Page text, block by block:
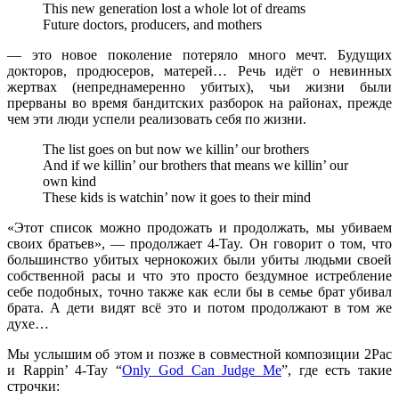
This new generation lost a whole lot of dreams
Future doctors, producers, and mothers
— это новое поколение потеряло много мечт. Будущих
докторов, продюсеров, матерей… Речь идёт о невинных
жертвах (непреднамеренно убитых), чьи жизни были
прерваны во время бандитских разборок на районах, прежде
чем эти люди успели реализовать себя по жизни.
The list goes on but now we killin’ our brothers
And if we killin’ our brothers that means we killin’ our
own kind
These kids is watchin’ now it goes to their mind
«Этот список можно продожать и продолжать, мы убиваем
своих братьев», — продолжает4-Tay. Он говорит о том, что
большинство убитых чернокожих были убиты людьми своей
собственной расы и что это просто бездумное истребление
себе подобных, точно также как если бы в семье брат убивал
брата. А дети видят всё это и потом продолжают в том же
духе…
Мы услышим об этом и позже в совместной композиции 2Pac
и Rappin’ 4-Tay “Only God Can Judge Me”, где есть такие
строчки: